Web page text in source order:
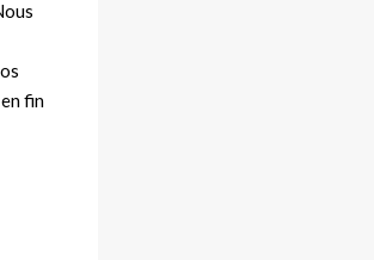
fin